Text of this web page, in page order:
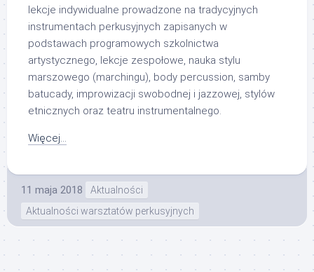
lekcje indywidualne prowadzone na tradycyjnych
instrumentach perkusyjnych zapisanych w
podstawach programowych szkolnictwa
artystycznego, lekcje zespołowe, nauka stylu
marszowego (marchingu), body percussion, samby
batucady, improwizacji swobodnej i jazzowej, stylów
etnicznych oraz teatru instrumentalnego.
Więcej…
11 maja 2018
Aktualności
Aktualności warsztatów perkusyjnych